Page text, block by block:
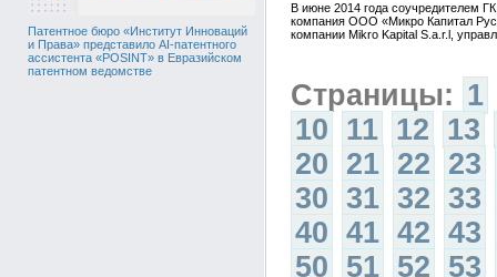
Патентное бюро «Институт Инноваций
и Права» представило AI-патентного
ассистента «POSINT» в Евразийском
патентном ведомстве
В июне 2014 года соучредителем
компания ООО «Микро Капитал
компании Mikro Kapital S.a.r.l,
Страницы: 1
10 11 12 13
20 21 22 23
30 31 32 33
40 41 42 43
50 51 52 53